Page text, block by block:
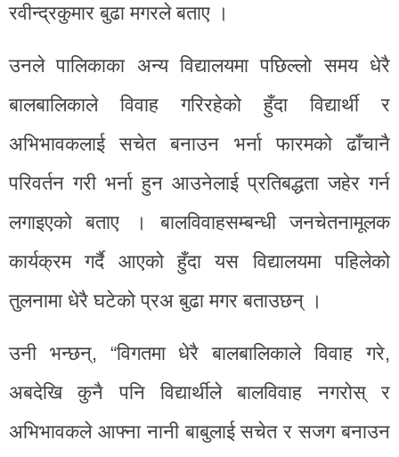
रवीन्द्रकुमार बुढा मगरले बताए ।
उनले पालिकाका अन्य विद्यालयमा पछिल्लो समय धेरै
बालबालिकाले विवाह गरिरहेको हुँदा विद्यार्थी र
अभिभावकलाई सचेत बनाउन भर्ना फारमको ढाँचानै
परिवर्तन गरी भर्ना हुन आउनेलाई प्रतिबद्धता जहेर गर्न
लगाइएको बताए । बालविवाहसम्बन्धी जनचेतनामूलक
कार्यक्रम गर्दै आएको हुँदा यस विद्यालयमा पहिलेको
तुलनामा धेरै घटेको प्रअ बुढा मगर बताउछन् ।
उनी भन्छन्, “विगतमा धेरै बालबालिकाले विवाह गरे,
अबदेखि कुनै पनि विद्यार्थीले बालविवाह नगरोस् र
अभिभावकले आफ्ना नानी बाबुलाई सचेत र सजग बनाउन